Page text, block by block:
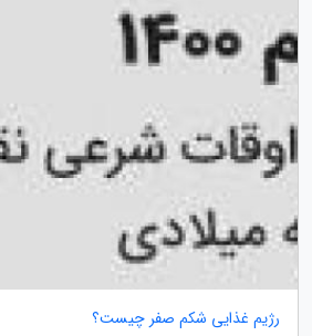
رژیم غذایی شکم صفر چیست؟